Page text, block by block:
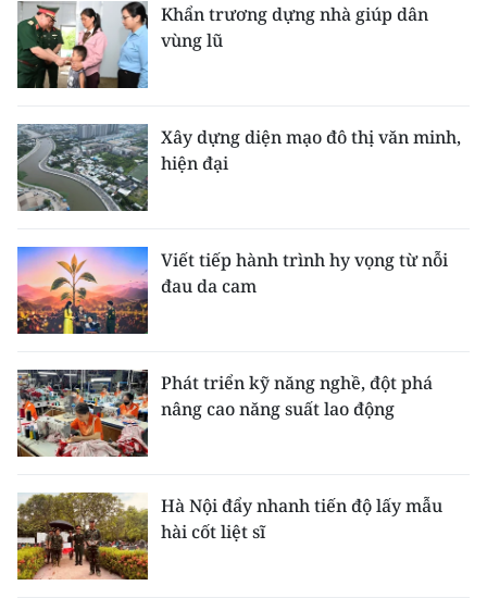
Khẩn trương dựng nhà giúp dân
vùng lũ
Xây dựng diện mạo đô thị văn minh,
hiện đại
Viết tiếp hành trình hy vọng từ nỗi
đau da cam
Phát triển kỹ năng nghề, đột phá
nâng cao năng suất lao động
Hà Nội đẩy nhanh tiến độ lấy mẫu
hài cốt liệt sĩ